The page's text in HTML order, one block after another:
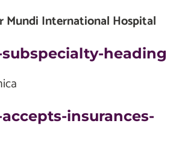
Mundi International Hospital
heading
insurances-